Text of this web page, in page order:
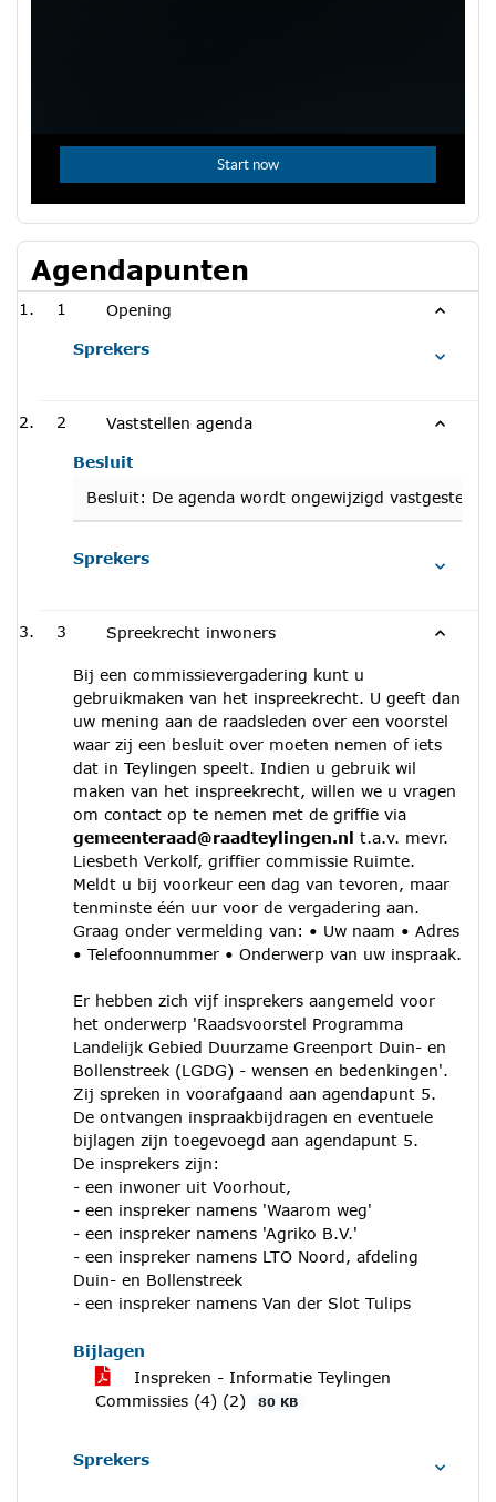
Agendapunten
1 Opening
Sprekers
2 Vaststellen agenda
Besluit
Besluit: De agenda wordt ongewijzigd vastgesteld
Sprekers
3 Spreekrecht inwoners
Bij een commissievergadering kunt u
gebruikmaken van het inspreekrecht. U geeft dan
uw mening aan de raadsleden over een voorstel
waar zij een besluit over moeten nemen of iets
dat in Teylingen speelt. Indien u gebruik wil
maken van het inspreekrecht, willen we u vragen
om contact op te nemen met de griffie via
gemeenteraad@raadteylingen.nl t.a.v. mevr.
Liesbeth Verkolf, griffier commissie Ruimte.
Meldt u bij voorkeur een dag van tevoren, maar
tenminste één uur voor de vergadering aan.
Graag onder vermelding van: • Uw naam • Adres
• Telefoonnummer • Onderwerp van uw inspraak.
Er hebben zich vijf insprekers aangemeld voor
het onderwerp 'Raadsvoorstel Programma
Landelijk Gebied Duurzame Greenport Duin- en
Bollenstreek (LGDG) - wensen en bedenkingen'.
Zij spreken in voorafgaand aan agendapunt 5.
De ontvangen inspraakbijdragen en eventuele
bijlagen zijn toegevoegd aan agendapunt 5.
De insprekers zijn:
- een inwoner uit Voorhout,
- een inspreker namens 'Waarom weg'
- een inspreker namens 'Agriko B.V.'
- een inspreker namens LTO Noord, afdeling
Duin- en Bollenstreek
- een inspreker namens Van der Slot Tulips
Bijlagen
Inspreken - Informatie Teylingen
Commissies (4) (2)
80 KB
Sprekers